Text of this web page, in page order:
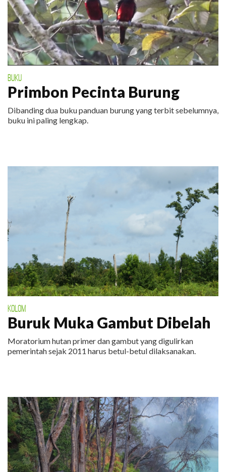
BUKU
Primbon Pecinta Burung
Dibanding dua buku panduan burung yang terbit sebelumnya,
buku ini paling lengkap.
KOLOM
Buruk Muka Gambut Dibelah
Moratorium hutan primer dan gambut yang digulirkan
pemerintah sejak 2011 harus betul-betul dilaksanakan.